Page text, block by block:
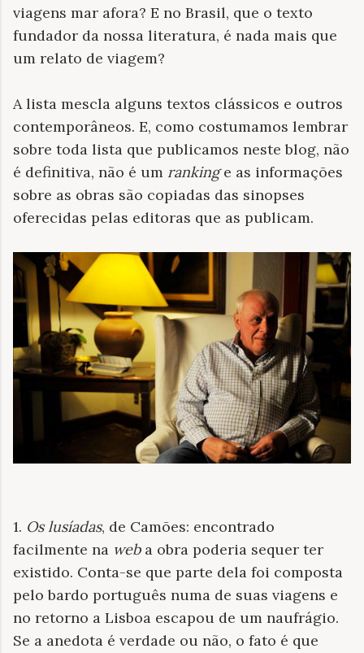
viagens mar afora? E no Brasil, que o texto
fundador da nossa literatura, é nada mais que
um relato de viagem?
A lista mescla alguns textos clássicos e outros
contemporâneos. E, como costumamos lembrar
sobre toda lista que publicamos neste blog, não
é definitiva, não é um rankinge as informações
sobre as obras são copiadas das sinopses
oferecidas pelas editoras que as publicam.
1. Os lusíadas, de Camões: encontrado
facilmente na weba obra poderia sequer ter
existido. Conta-se que parte dela foi composta
pelo bardo português numa de suas viagens e
no retorno a Lisboa escapou de um naufrágio.
Se a anedota é verdade ou não, o fato é que